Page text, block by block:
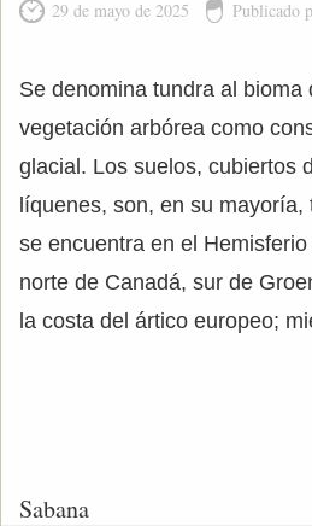
29 de mayo de 2025 Publicado
Se denomina tundra al bioma
vegetación arbórea como
glacial. Los suelos, cubiertos
líquenes, son, en su
se encuentra en el
norte de Canadá, sur de
la costa del ártico europeo;
Sabana